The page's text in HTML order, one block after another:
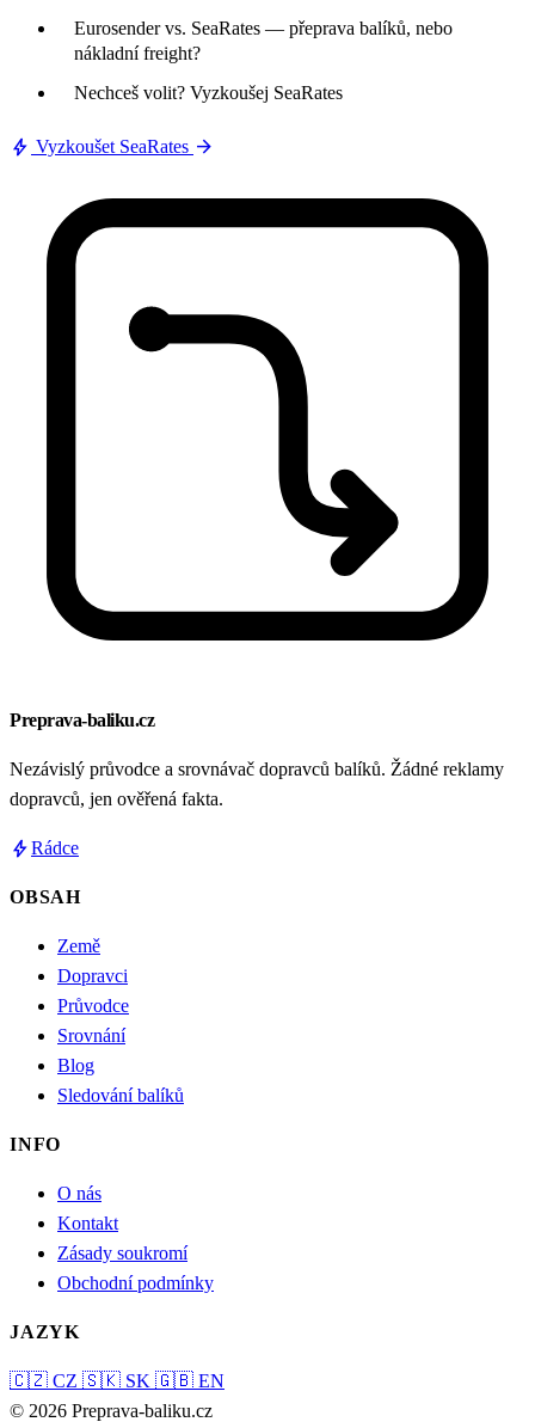
Eurosender vs. SeaRates — přeprava balíků, nebo
nákladní freight?
Nechceš volit? Vyzkoušej SeaRates
bolt Vyzkoušet SeaRates arrow_forward
Preprava-baliku.cz
Nezávislý průvodce a srovnávač dopravců balíků. Žádné reklamy
dopravců, jen ověřená fakta.
boltRádce
OBSAH
Země
Dopravci
Průvodce
Srovnání
Blog
Sledování balíků
INFO
O nás
Kontakt
Zásady soukromí
Obchodní podmínky
JAZYK
🇨🇿 CZ 🇸🇰 SK 🇬🇧 EN
© 2026 Preprava-baliku.cz